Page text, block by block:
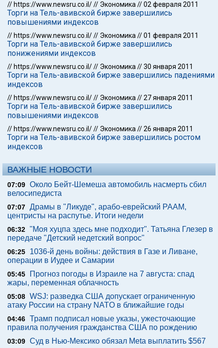
// https://www.newsru.co.il/// Экономика //02 февраля 2011
Торги на Тель-авивской бирже завершились
повышениями индексов
// https://www.newsru.co.il/// Экономика //01 февраля 2011
Торги на Тель-авивской бирже завершились
понижениями индексов
// https://www.newsru.co.il/// Экономика //30 января 2011
Торги на Тель-авивской бирже завершились падениями
индексов
// https://www.newsru.co.il/// Экономика //27 января 2011
Торги на Тель-авивской бирже завершились
повышениями индексов
// https://www.newsru.co.il/// Экономика //26 января 2011
Торги на Тель-авивской бирже завершились ростом
индексов
ВАЖНЫЕ НОВОСТИ
07:09 Около Бейт-Шемеша автомобиль насмерть сбил
велосипедиста
07:07 Драмы в "Ликуде", арабо-еврейский РААМ,
центристы на распутье. Итоги недели
06:32 "Моя хуцпа здесь мне подходит". Татьяна Глезер в
передаче "Детский недетский вопрос"
06:25
1036-й день войны: действия в Газе и Ливане,
операции в Иудее и Самарии
05:45
Прогноз погоды в Израиле на 7 августа: спад
жары, переменная облачность
05:08 WSJ: разведка США допускает ограниченную
атаку России на страну NATO в ближайшие годы
04:46 Трамп подписал новые указы, ужесточающие
правила получения гражданства США по рождению
03:09 Суд в Нью-Мексико обязал Meta выплатить $567